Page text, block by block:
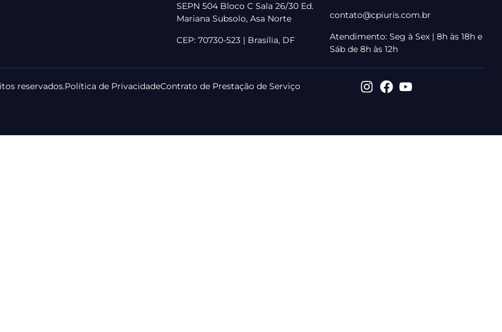
SEPN 504 Bloco C Sala 26/30 Ed.
Mariana Subsolo, Asa Norte
CEP: 70730-523 | Brasília, DF
contato@cpiuris.com.br
Atendimento: Seg à Sex | 8h às 18h e
Sáb de 8h às 12h
reservados.Política de PrivacidadeContrato de Prestação de Serviço